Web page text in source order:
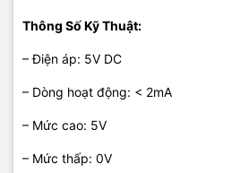
Thông Số Kỹ Thuật:
– Điện áp: 5V DC
– Dòng hoạt động: < 2mA
– Mức cao: 5V
– Mức thấp: 0V